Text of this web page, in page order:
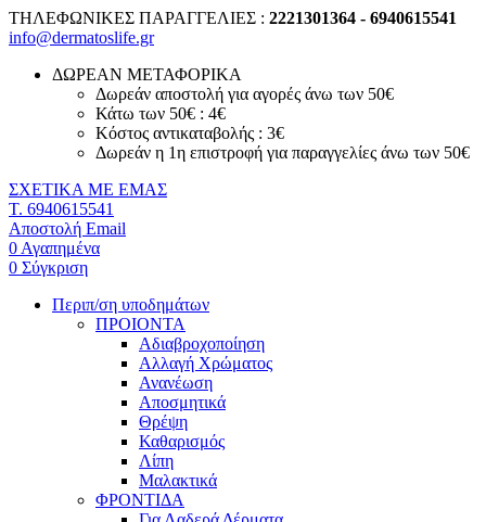
ΤΗΛΕΦΩΝΙΚΕΣ ΠΑΡΑΓΓΕΛΙΕΣ : 2221301364 - 6940615541
info@dermatoslife.gr
ΔΩΡΕΑΝ ΜΕΤΑΦΟΡΙΚΑ
Δωρεάν αποστολή για αγορές άνω των 50€
Κάτω των 50€ : 4€
Κόστος αντικαταβολής : 3€
Δωρεάν η 1η επιστροφή για παραγγελίες άνω των 50€
ΣΧΕΤΙΚΑ ΜΕ ΕΜΑΣ
T. 6940615541
Αποστολή Email
0 Αγαπημένα
0 Σύγκριση
Περιπ/ση υποδημάτων
ΠΡΟΙΟΝΤΑ
Αδιαβροχοποίηση
Αλλαγή Χρώματος
Ανανέωση
Αποσμητικά
Θρέψη
Καθαρισμός
Λίπη
Μαλακτικά
ΦΡΟΝΤΙΔΑ